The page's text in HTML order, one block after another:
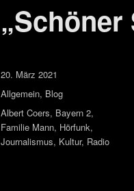
Veröffentlicht
am
20. März 2021
Kategorien
Allgemein, Blog
Schlagwörter
Albert Coers, Bayern 2,
Familie Mann, Hörfunk,
Journalismus, Kultur, Radio